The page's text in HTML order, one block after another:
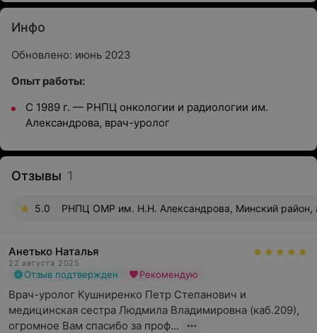
Инфо
Обновлено: июнь 2023
Опыт работы:
С 1989 г. — РНПЦ онкологии и радиологии им.
Александрова, врач-уролог
Отзывы 1
5.0 РНПЦ ОМР им. Н.Н. Александрова, Минский район,
Анетько Наталья
22 августа 2025
Отзыв подтвержден Рекомендую
Врач-уролог Кушниренко Петр Степанович и
медицинская сестра Людмила Владимировна (каб.209),
огромное Вам спасибо за проф...